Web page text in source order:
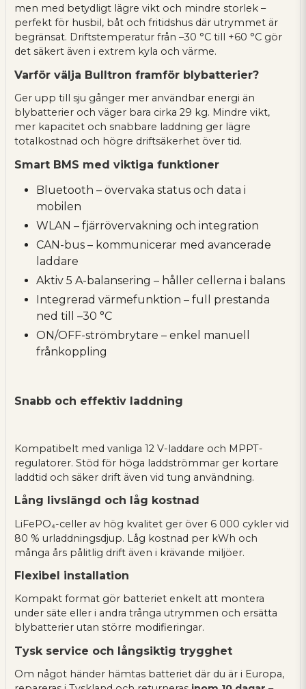
men med betydligt lägre vikt och mindre storlek –
perfekt för husbil, båt och fritidshus där utrymmet är
begränsat. Driftstemperatur från –30 °C till +60 °C gör
det säkert även i extrem kyla och värme.
Varför välja Bulltron framför blybatterier?
Ger upp till sju gånger mer användbar energi än
blybatterier och väger bara cirka 29 kg. Mindre vikt,
mer kapacitet och snabbare laddning ger lägre
totalkostnad och högre driftsäkerhet över tid.
Smart BMS med viktiga funktioner
Bluetooth – övervaka status och data i
mobilen
WLAN – fjärrövervakning och integration
CAN-bus – kommunicerar med avancerade
laddare
Aktiv 5 A-balansering – håller cellerna i balans
Integrerad värmefunktion – full prestanda
ned till –30 °C
ON/OFF-strömbrytare – enkel manuell
frånkoppling
Snabb och effektiv laddning
Kompatibelt med vanliga 12 V-laddare och MPPT-
regulatorer. Stöd för höga laddströmmar ger kortare
laddtid och säker drift även vid tung användning.
Lång livslängd och låg kostnad
LiFePO₄-celler av hög kvalitet ger över 6 000 cykler vid
80 % urladdningsdjup. Låg kostnad per kWh och
många års pålitlig drift även i krävande miljöer.
Flexibel installation
Kompakt format gör batteriet enkelt att montera
under säte eller i andra trånga utrymmen och ersätta
blybatterier utan större modifieringar.
Tysk service och långsiktig trygghet
Om något händer hämtas batteriet där du är i Europa,